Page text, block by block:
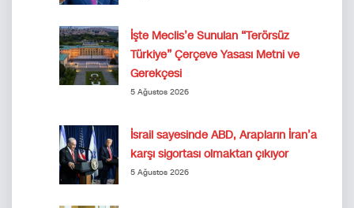
İşte Meclis’e Sunulan “Terörsüz
Türkiye” Çerçeve Yasası Metni ve
Gerekçesi
5 Ağustos 2026
İsrail sayesinde ABD, Arapların İran’a
karşı sigortası olmaktan çıkıyor
5 Ağustos 2026